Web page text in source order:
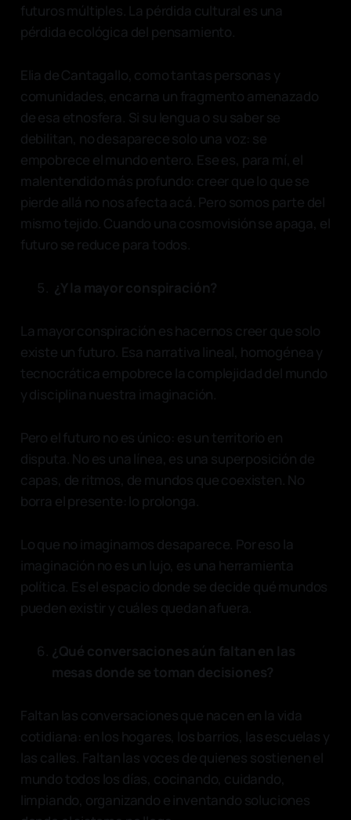
futuros múltiples. La pérdida cultural es una
pérdida ecológica del pensamiento.
Elia de Cantagallo, como tantas personas y
comunidades, encarna un fragmento amenazado
de esa etnosfera. Si su lengua o su saber se
debilitan, no desaparece solo una voz: se
empobrece el mundo entero. Ese es, para mí, el
malentendido más profundo: creer que lo que se
pierde allá no nos afecta acá. Pero somos parte del
mismo tejido. Cuando una cosmovisión se apaga, el
futuro se reduce para todos.
¿Y la mayor conspiración?
La mayor conspiración es hacernos creer que solo
existe un futuro. Esa narrativa lineal, homogénea y
tecnocrática empobrece la complejidad del mundo
y disciplina nuestra imaginación.
Pero el futuro no es único: es un territorio en
disputa. No es una línea, es una superposición de
capas, de ritmos, de mundos que coexisten. No
borra el presente: lo prolonga.
Lo que no imaginamos desaparece. Por eso la
imaginación no es un lujo, es una herramienta
política. Es el espacio donde se decide qué mundos
pueden existir y cuáles quedan afuera.
¿Qué conversaciones aún faltan en las
mesas donde se toman decisiones?
Faltan las conversaciones que nacen en la vida
cotidiana: en los hogares, los barrios, las escuelas y
las calles. Faltan las voces de quienes sostienen el
mundo todos los días, cocinando, cuidando,
limpiando, organizando e inventando soluciones